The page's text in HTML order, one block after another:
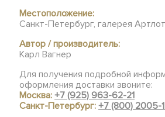
Местоположение:
Санкт-Петербург, галерея Артлот
Автор / производитель:
Карл Вагнер
Для получения подробной
оформления доставки звоните:
Москва:+7 (925) 963-62-21
Санкт-Петербург:+7 (800) 2005-